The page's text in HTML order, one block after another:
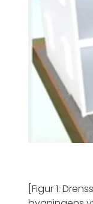
[Figur 1: